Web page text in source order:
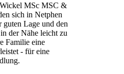
MSc MSC &
sich in Netphen
guten Lage und den
der Nähe leicht zu
Familie eine
- für eine